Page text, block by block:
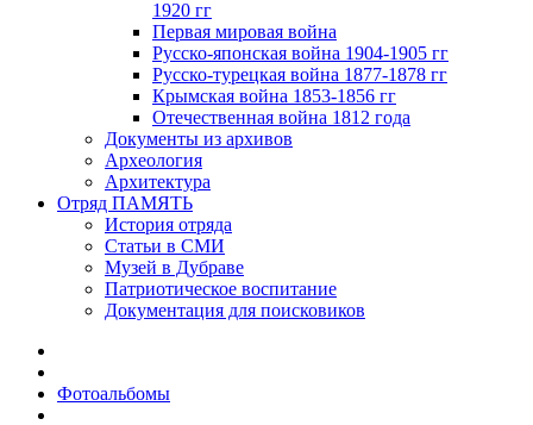
1920 гг
Первая мировая война
Русско-японская война 1904-1905 гг
Русско-турецкая война 1877-1878 гг
Крымская война 1853-1856 гг
Отечественная война 1812 года
Документы из архивов
Археология
Архитектура
Отряд ПАМЯТЬ
История отряда
Статьи в СМИ
Музей в Дубраве
Патриотическое воспитание
Документация для поисковиков
Фотоальбомы